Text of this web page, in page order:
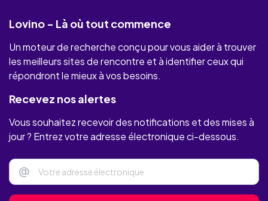
MilfsFrançaises
PlaceLibertine
RencontreUneCougar
JeContacte
Lovino - Là où tout commence
Un moteur de recherche conçu pour vous aider à trouver
les meilleurs sites de rencontre et à identifier ceux qui
répondront le mieux à vos besoins.
Recevez nos alertes
Vous souhaitez recevoir des notifications et des mises à
jour ? Entrez votre adresse électronique ci-dessous.
@